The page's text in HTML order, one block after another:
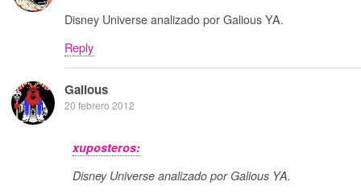
Disney Universe analizado por Galious YA.
Reply
Galious
20 febrero 2012
xuposteros:
Disney Universe analizado por Galious YA.